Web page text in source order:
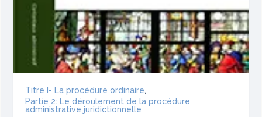
Titre I- La procédure ordinaire,
Partie 2: Le déroulement de la procédure
administrative juridictionnelle